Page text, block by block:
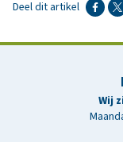
Deel dit artikel
Wij